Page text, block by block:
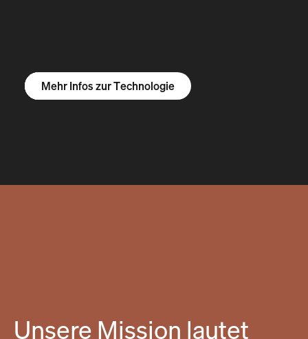
Mehr Infos zum R1S
Mehr Infos zum R1T
Mehr Infos zu Vans
Mehr Infos zur Technologie
Unsere Mission lautet